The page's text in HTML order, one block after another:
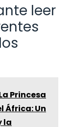
leer
Princesa
África: Un
la